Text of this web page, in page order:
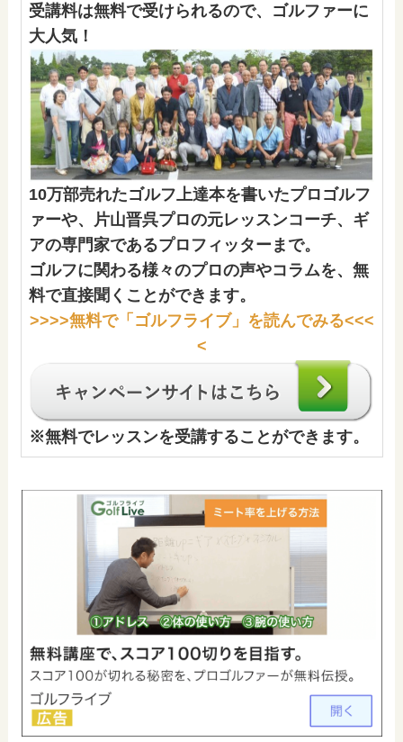
受講料は無料で受けられるので、ゴルファーに
大人気！
10万部売れたゴルフ上達本を書いたプロゴルフ
ァーや、片山晋呉プロの元レッスンコーチ、ギ
アの専門家であるプロフィッターまで。
ゴルフに関わる様々のプロの声やコラムを、無
料で直接聞くことができます。
>>>>無料で「ゴルフライブ」 を読んでみる<<<
<
※無料でレッスンを受講することができます。